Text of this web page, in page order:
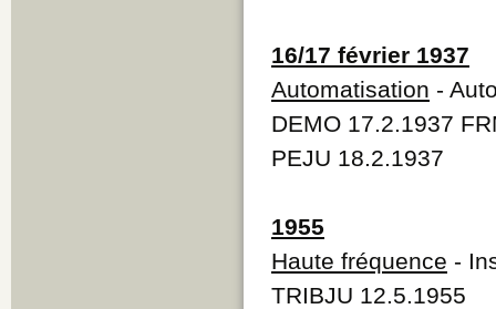
16/17 février 1937
Automatisation -
DEMO 17.2.1937
PEJU 18.2.1937
1955
Haute fréquence -
TRIBJU 12.5.1955